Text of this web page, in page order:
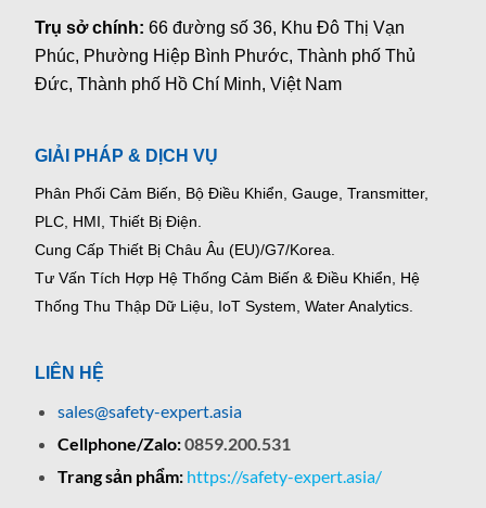
Trụ sở chính:66 đường số 36, Khu Đô Thị Vạn
Phúc, Phường Hiệp Bình Phước, Thành phố Thủ
Đức, Thành phố Hồ Chí Minh, Việt Nam
GIẢI PHÁP & DỊCH VỤ
Phân Phối Cảm Biến, Bộ Điều Khiển, Gauge, Transmitter,
PLC, HMI, Thiết Bị Điện.
Cung Cấp Thiết Bị Châu Âu (EU)/G7/Korea.
Tư Vấn Tích Hợp Hệ Thống Cảm Biến & Điều Khiển, Hệ
Thống Thu Thập Dữ Liệu, IoT System, Water Analytics.
LIÊN HỆ
sales@safety-expert.asia
Cellphone/Zalo:0859.200.531
Trang sản phẩm: https://safety-expert.asia/